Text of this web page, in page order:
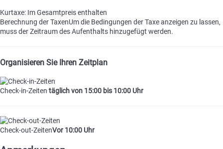
Kurtaxe: Im Gesamtpreis enthalten
Berechnung der TaxenUm die Bedingungen der Taxe anzeigen zu lassen,
muss der Zeitraum des Aufenthalts hinzugefügt werden.
Organisieren Sie Ihren Zeitplan
Check-in-Zeiten täglich von 15:00 bis 10:00 Uhr
Check-out-ZeitenVor 10:00 Uhr